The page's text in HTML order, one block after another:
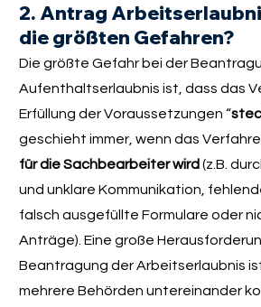
2. Antrag
die größten Gefahren?
Die größte Gefahr bei der
Aufenthaltserlaubnis ist, dass das
Erfüllung der Voraussetzungen “
geschieht immer, wenn das
für die Sachbearbeiter wird (z.B.
und unklare Kommunikation,
falsch ausgefüllte Formulare oder
Anträge). Eine große
Beantragung der Arbeitserlaubnis
mehrere Behörden untereinander